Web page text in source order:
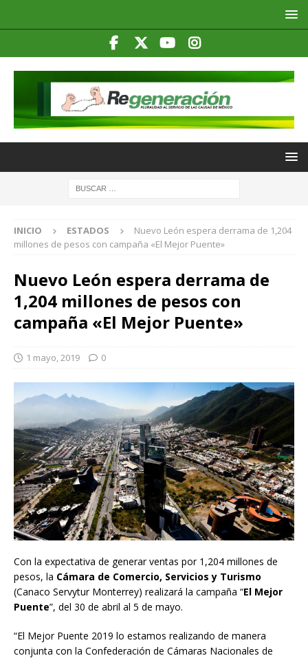
INICIO ESTADOS
Nuevo León espera derrama de 1,204
millones de pesos con campaña «El Mejor Puente»
Nuevo León espera derrama de
1,204 millones de pesos con
campaña «El Mejor Puente»
1 mayo, 2019 0
Con la expectativa de generar ventas por 1,204 millones de
pesos, la Cámara de Comercio, Servicios y Turismo
(Canaco Servytur Monterrey) realizará la campaña “El Mejor
Puente”, del 30 de abril al 5 de mayo.
“El Mejor Puente 2019 lo estamos realizando de manera
conjunta con la Confederación de Cámaras Nacionales de